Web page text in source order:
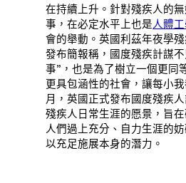
在持續上升。針對殘疾人的
事，在必定水平上也是人體
會的舉動。英國利茲年夜學
發布簡報稱，國度殘疾計謀
事”，也是為了樹立一個更同
更具包涵性的社會，讓每小
月，英國正式發布國度殘疾
殘疾人日常生涯的愿景，旨
人們過上充分、自力生涯的
以充足施展本身的潛力。